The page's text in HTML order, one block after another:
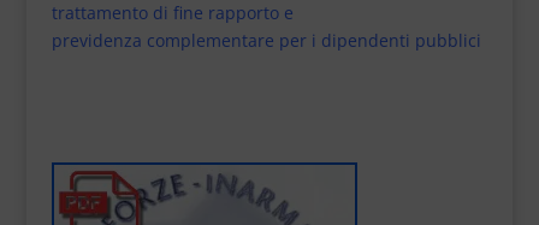
trattamento di fine rapporto e
previdenza complementare per i dipendenti pubblici